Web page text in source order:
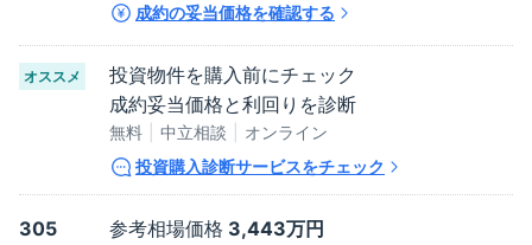
成約の妥当価格を確認する
オススメ
投資物件を購入前にチェック
成約妥当価格と利回りを診断
無料 中立相談
オンライン
投資購入診断サービスをチェック
305 参考相場価格 3,443万円